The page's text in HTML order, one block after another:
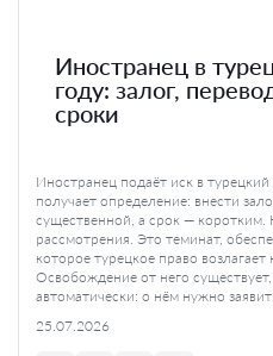
Иностранец в
году: залог,
сроки
Иностранец подаёт иск в
получает определение: внести
существенной, а срок — коротким.
рассмотрения. Это теминат,
которое турецкое право
Освобождение от него
автоматически: о нём нужно
25.07.2026